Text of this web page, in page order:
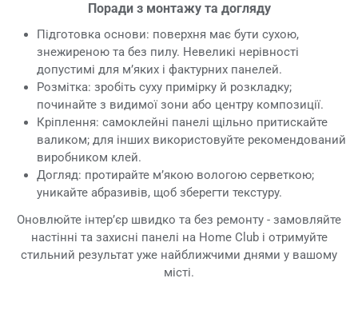
Поради з монтажу та догляду
Підготовка основи: поверхня має бути сухою,
знежиреною та без пилу. Невеликі нерівності
допустимі для м’яких і фактурних панелей.
Розмітка: зробіть суху примірку й розкладку;
починайте з видимої зони або центру композиції.
Кріплення: самоклейні панелі щільно притискайте
валиком; для інших використовуйте рекомендований
виробником клей.
Догляд: протирайте м’якою вологою серветкою;
уникайте абразивів, щоб зберегти текстуру.
Оновлюйте інтер’єр швидко та без ремонту - замовляйте
настінні та захисні панелі на Home Club і отримуйте
стильний результат уже найближчими днями у вашому
місті.